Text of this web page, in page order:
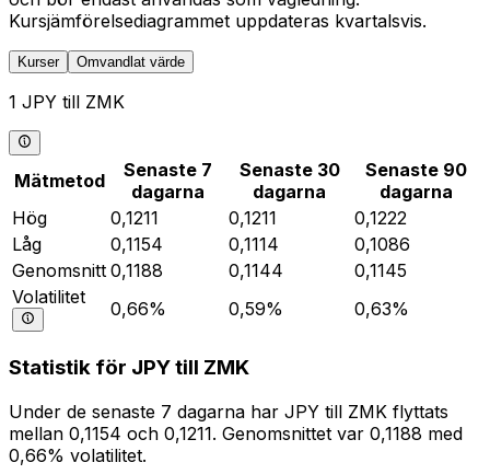
Kursjämförelsediagrammet uppdateras kvartalsvis.
Kurser Omvandlat värde
1 JPY till ZMK
Mätmetod
Senaste 7
dagarna
Senaste 30
dagarna
Senaste 90
dagarna
Hög
0,1211 0,1211
0,1222
Låg
0,1154 0,1114
0,1086
Genomsnitt 0,1188 0,1144
0,1145
Volatilitet
0,66% 0,59% 0,63%
Statistik för JPY till ZMK
Under de senaste 7 dagarna har JPY till ZMK flyttats
mellan 0,1154 och 0,1211. Genomsnittet var 0,1188 med
0,66% volatilitet.